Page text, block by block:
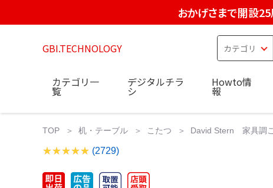
おかげさまで開設
GBI.TECHNOLOGY
カテゴリ一
覧
デジタルチラ
シ
Howto情
報
TOP 机・テーブル こたつ David Stern 家具調
(2729)